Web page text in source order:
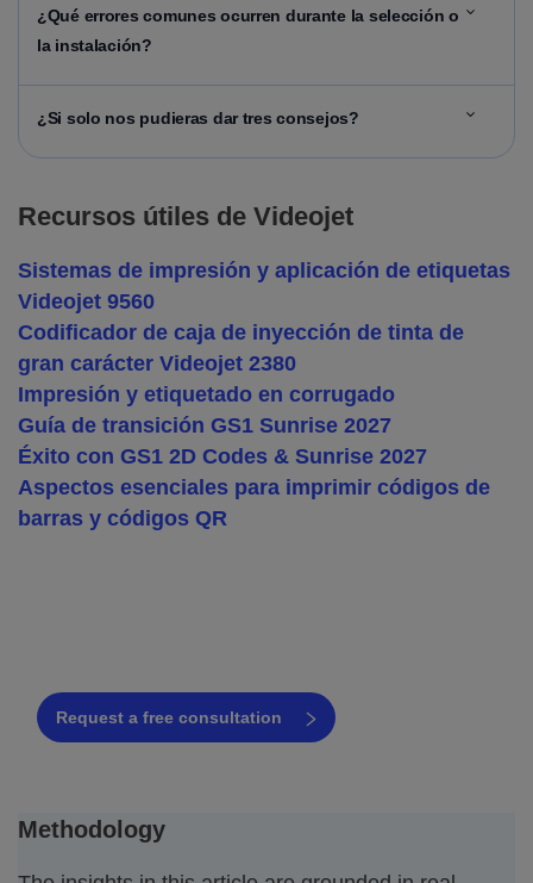
¿Qué errores comunes ocurren durante la selección o
la instalación?
¿Si solo nos pudieras dar tres consejos?
Recursos útiles de Videojet
Sistemas de impresión y aplicación de etiquetas
Videojet 9560
Codificador de caja de inyección de tinta de
gran carácter Videojet 2380
Impresión y etiquetado en corrugado
Guía de transición GS1 Sunrise 2027
Éxito con GS1 2D Codes & Sunrise 2027
Aspectos esenciales para imprimir códigos de
barras y códigos QR
Request a free consultation
Methodology